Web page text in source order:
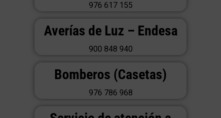
976 617 155
Averías de Luz – Endesa
900 848 940
Bomberos (Casetas)
976 786 968